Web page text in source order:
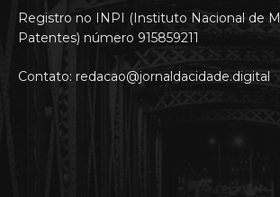
Registro no INPI (Instituto Nacional de
Patentes) número 915859211
Contato: redacao@jornaldacidade.digital